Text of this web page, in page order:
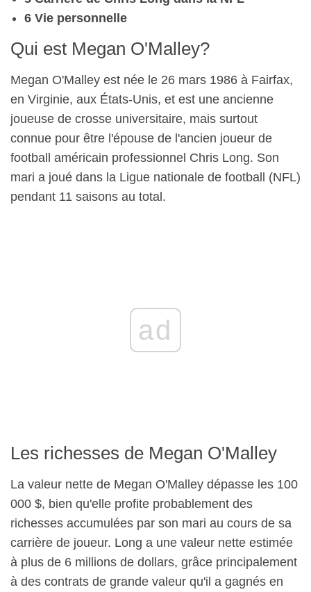
6 Vie personnelle
Qui est Megan O'Malley?
Megan O'Malley est née le 26 mars 1986 à Fairfax,
en Virginie, aux États-Unis, et est une ancienne
joueuse de crosse universitaire, mais surtout
connue pour être l'épouse de l'ancien joueur de
football américain professionnel Chris Long. Son
mari a joué dans la Ligue nationale de football (NFL)
pendant 11 saisons au total.
ad
Les richesses de Megan O'Malley
La valeur nette de Megan O'Malley dépasse les 100
000 $, bien qu'elle profite probablement des
richesses accumulées par son mari au cours de sa
carrière de joueur. Long a une valeur nette estimée
à plus de 6 millions de dollars, grâce principalement
à des contrats de grande valeur qu'il a gagnés en